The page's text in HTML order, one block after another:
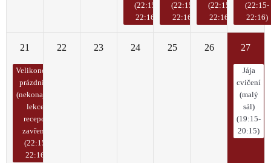
(22:15-
22:16)
(22:15-
22:16)
(22:15-
22:16)
(22:15-
22:16)
21
Velikonoční
prázdniny
(nekonají se
lekce,
recepce
zavřená)
(22:15-
22:16)
22 23 24 25 26 27
Jája
cvičení
(malý
sál)
(19:15-
20:15)